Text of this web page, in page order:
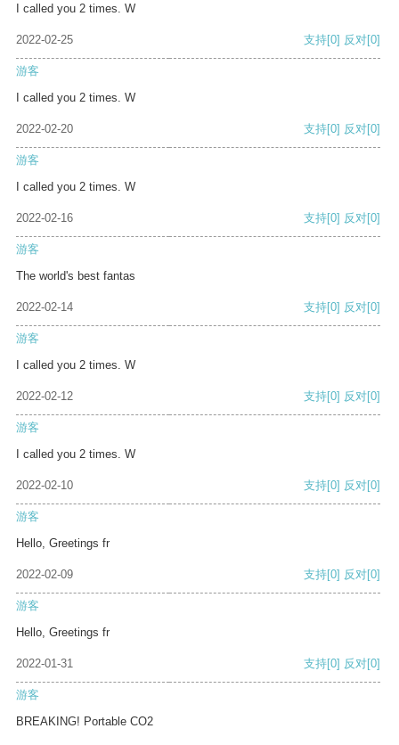
I called you 2 times. W
2022-02-25 支持[0] 反对[0]
游客
I called you 2 times. W
2022-02-20 支持[0] 反对[0]
游客
I called you 2 times. W
2022-02-16 支持[0] 反对[0]
游客
The world's best fantas
2022-02-14 支持[0] 反对[0]
游客
I called you 2 times. W
2022-02-12 支持[0] 反对[0]
游客
I called you 2 times. W
2022-02-10 支持[0] 反对[0]
游客
Hello, Greetings fr
2022-02-09 支持[0] 反对[0]
游客
Hello, Greetings fr
2022-01-31 支持[0] 反对[0]
游客
BREAKING! Portable CO2